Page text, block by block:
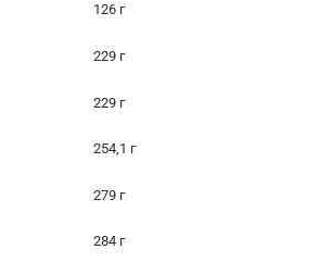
126 г
229 г
229 г
254,1 г
279 г
284 г